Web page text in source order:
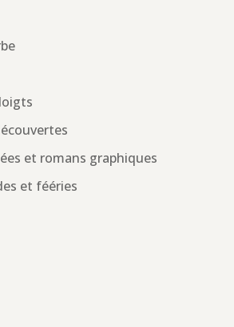
et romans graphiques
et fééries